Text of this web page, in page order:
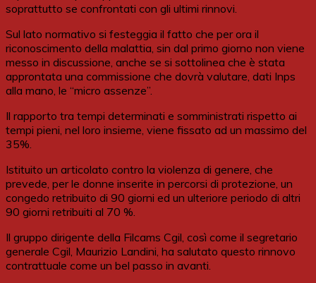
soprattutto se confrontati con gli ultimi rinnovi.
Sul lato normativo si festeggia il fatto che per ora il
riconoscimento della malattia, sin dal primo giorno non viene
messo in discussione, anche se si sottolinea che è stata
approntata una commissione che dovrà valutare, dati Inps
alla mano, le “micro assenze”.
Il rapporto tra tempi determinati e somministrati rispetto ai
tempi pieni, nel loro insieme, viene fissato ad un massimo del
35%.
Istituito un articolato contro la violenza di genere, che
prevede, per le donne inserite in percorsi di protezione, un
congedo retribuito di 90 giorni ed un ulteriore periodo di altri
90 giorni retribuiti al 70 %.
Il gruppo dirigente della Filcams Cgil, così come il segretario
generale Cgil, Maurizio Landini, ha salutato questo rinnovo
contrattuale come un bel passo in avanti.